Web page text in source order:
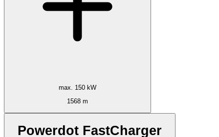
max. 150 kW
1568 m
Powerdot FastCharger